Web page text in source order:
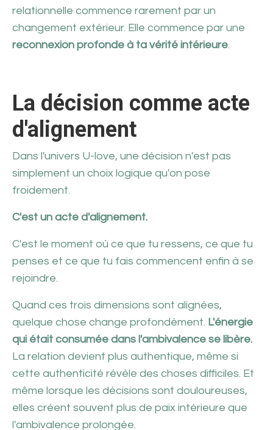
relationnelle commence rarement par un
changement extérieur. Elle commence par une
reconnexion profonde à ta vérité intérieure.
La décision comme acte
d'alignement
Dans l'univers U-love, une décision n'est pas
simplement un choix logique qu'on pose
froidement.
C'est un acte d'alignement.
C'est le moment où ce que tu ressens, ce que tu
penses et ce que tu fais commencent enfin à se
rejoindre.
Quand ces trois dimensions sont alignées,
quelque chose change profondément. L'énergie
qui était consumée dans l'ambivalence se libère.
La relation devient plus authentique, même si
cette authenticité révèle des choses difficiles. Et
même lorsque les décisions sont douloureuses,
elles créent souvent plus de paix intérieure que
l'ambivalence prolongée.